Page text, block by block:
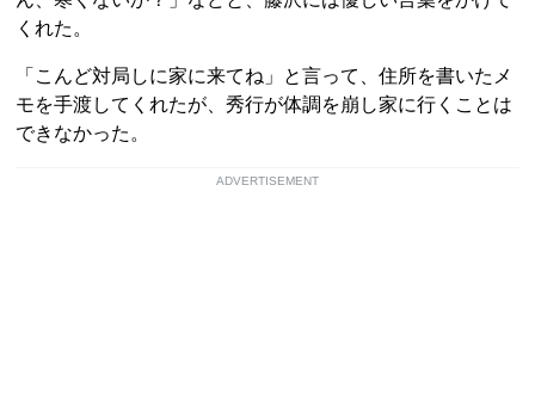
くれた。
「こんど対局しに家に来てね」と言って、住所を書いたメ
モを手渡してくれたが、秀行が体調を崩し家に行くことは
できなかった。
ADVERTISEMENT